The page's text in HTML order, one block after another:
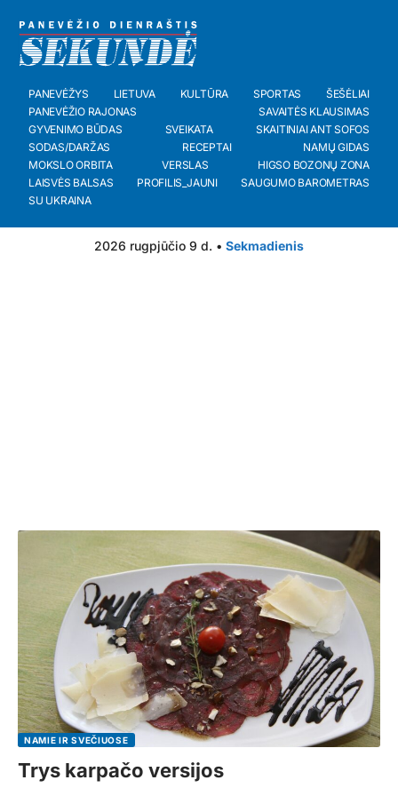
PANEVĖŽYS LIETUVA KULTŪRA SPORTAS
ŠEŠĖLIAI
PANEVĖŽIO RAJONAS
SAVAITĖS KLAUSIMAS
GYVENIMO BŪDAS
SVEIKATA
SKAITINIAI ANT SOFOS
SODAS/DARŽAS
RECEPTAI
NAMŲ GIDAS
MOKSLO ORBITA
VERSLAS
HIGSO BOZONŲ ZONA
LAISVĖS BALSAS
PROFILIS_JAUNI
SAUGUMO BAROMETRAS
SU UKRAINA
2026 rugpjūčio 9 d. • Sekmadienis
NAMIE IR SVEČIUOSE
Trys karpačo versijos